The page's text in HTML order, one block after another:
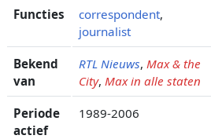
Functies correspondent,
journalist
Bekend
van
RTL Nieuws, Max & the
City, Max in alle staten
Periode
actief
1989-2006